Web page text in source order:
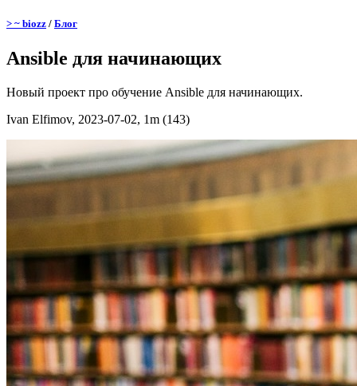
> ~ biozz / Блог
Ansible для начинающих
Новый проект про обучение Ansible для начинающих.
Ivan Elfimov, 2023-07-02, 1m (143)